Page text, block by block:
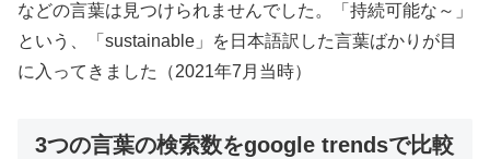
などの言葉は見つけられませんでした。「持続可能な～」
という、「sustainable」を日本語訳した言葉ばかりが目
に入ってきました（2021年7月当時）
3つの言葉の検索数をgoogle trendsで比較